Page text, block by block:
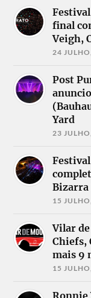
final
Veigh,
24
Post
Yard
23
Bizarra
15
Vilar
Chiefs,
mais 9
15
Ronnie